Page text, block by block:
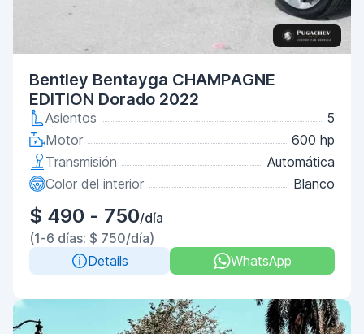
Bentley Bentayga CHAMPAGNE
EDITION Dorado 2022
Asientos
5
Motor
600 hp
Transmisión
Automática
Color del interior
Blanco
$ 490 - 750/día
(1-6 días: $ 750/día)
Details
WhatsApp